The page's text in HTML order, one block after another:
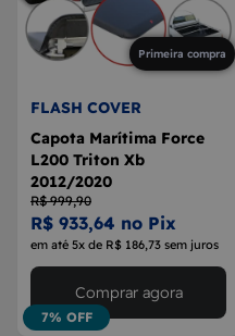
Primeira compra
FLASH COVER
Capota Marítima Force
L200 Triton Xb
2012/2020
R$ 999,90
R$ 933,64 no Pix
em até 5x de R$ 186,73 sem juros
7% OFF
Comprar agora